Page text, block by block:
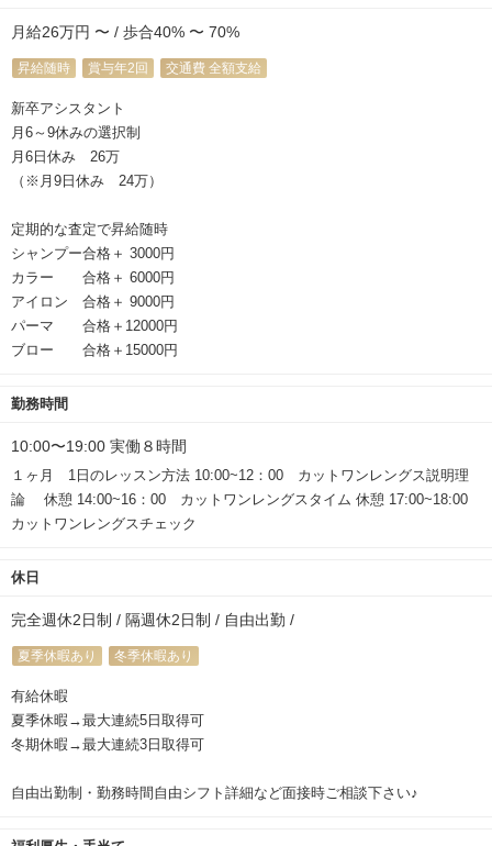
月給26万円 〜 / 歩合40% 〜 70%
昇給随時 賞与年2回 交通費 全額支給
新卒アシスタント
月6～9休みの選択制
月6日休み 26万
（※月9日休み 24万）
定期的な査定で昇給随時
シャンプー合格＋ 3000円
カラー 合格＋ 6000円
アイロン 合格＋ 9000円
パーマ 合格＋12000円
ブロー 合格＋15000円
勤務時間
10:00〜19:00 実働８時間
１ヶ月 1日のレッスン方法 10:00~12：00 カットワンレングス説明理
論 休憩 14:00~16：00 カットワンレングスタイム 休憩 17:00~18:00
カットワンレングスチェック
休日
完全週休2日制 / 隔週休2日制 / 自由出勤 /
夏季休暇あり 冬季休暇あり
有給休暇
夏季休暇→最大連続5日取得可
冬期休暇→最大連続3日取得可
自由出勤制・勤務時間自由シフト詳細など面接時ご相談下さい♪